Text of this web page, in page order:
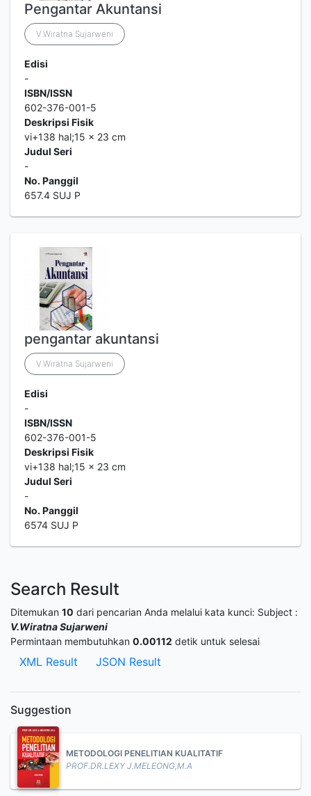
Pengantar Akuntansi
V.Wiratna Sujarweni
Edisi
-
ISBN/ISSN
602-376-001-5
Deskripsi Fisik
vi+138 hal;15 x 23 cm
Judul Seri
-
No. Panggil
657.4 SUJ P
pengantar akuntansi
V.Wiratna Sujarweni
Edisi
-
ISBN/ISSN
602-376-001-5
Deskripsi Fisik
vi+138 hal;15 x 23 cm
Judul Seri
-
No. Panggil
6574 SUJ P
Search Result
Ditemukan 10 dari pencarian Anda melalui kata kunci: Subject :
V.Wiratna Sujarweni
Permintaan membutuhkan 0.00112 detik untuk selesai
XML Result JSON Result
Suggestion
METODOLOGI PENELITIAN KUALITATIF
PROF.DR.LEXY J.MELEONG,M.A